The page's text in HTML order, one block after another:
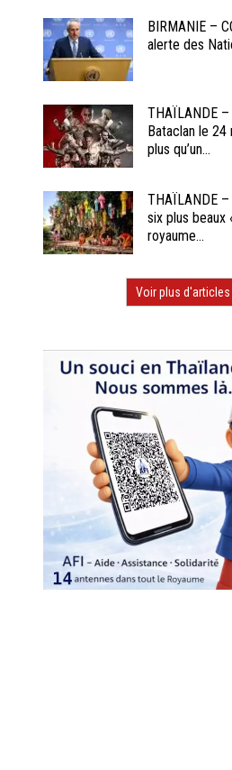
BIRMANIE –
alerte des
THAÏLANDE –
Bataclan le
plus qu’un...
THAÏLANDE –
six plus beaux
royaume...
Voir plus d'articles